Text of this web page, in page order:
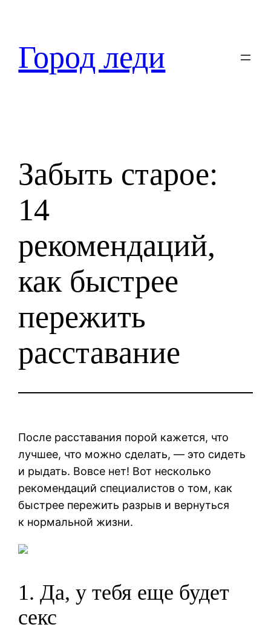
содержимому
Город леди
Забыть старое:
14
рекомендаций,
как быстрее
пережить
расставание
После расставания порой кажется, что
лучшее, что можно сделать, — это сидеть
и рыдать. Вовсе нет! Вот несколько
рекомендаций специалистов о том, как
быстрее пережить разрыв и вернуться
к нормальной жизни.
1. Да, у тебя еще будет
секс